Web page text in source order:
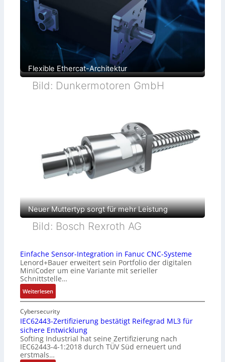
Flexible Ethercat-Architektur
Bild: Dunkermotoren GmbH
Neuer Muttertyp sorgt für mehr Leistung
Bild: Bosch Rexroth AG
Einfache Sensor-Integration in Fanuc CNC-Systeme
Lenord+Bauer erweitert sein Portfolio der digitalen
MiniCoder um eine Variante mit serieller
Schnittstelle…
Weiterlesen:
E
i
n
f
a
c
h
Cybersecurity
IEC62443-Zertifizierung bestätigt Reifegrad ML3 für
sichere Entwicklung
Softing Industrial hat seine Zertifizierung nach
IEC62443-4-1:2018 durch TÜV Süd erneuert und
erstmals…